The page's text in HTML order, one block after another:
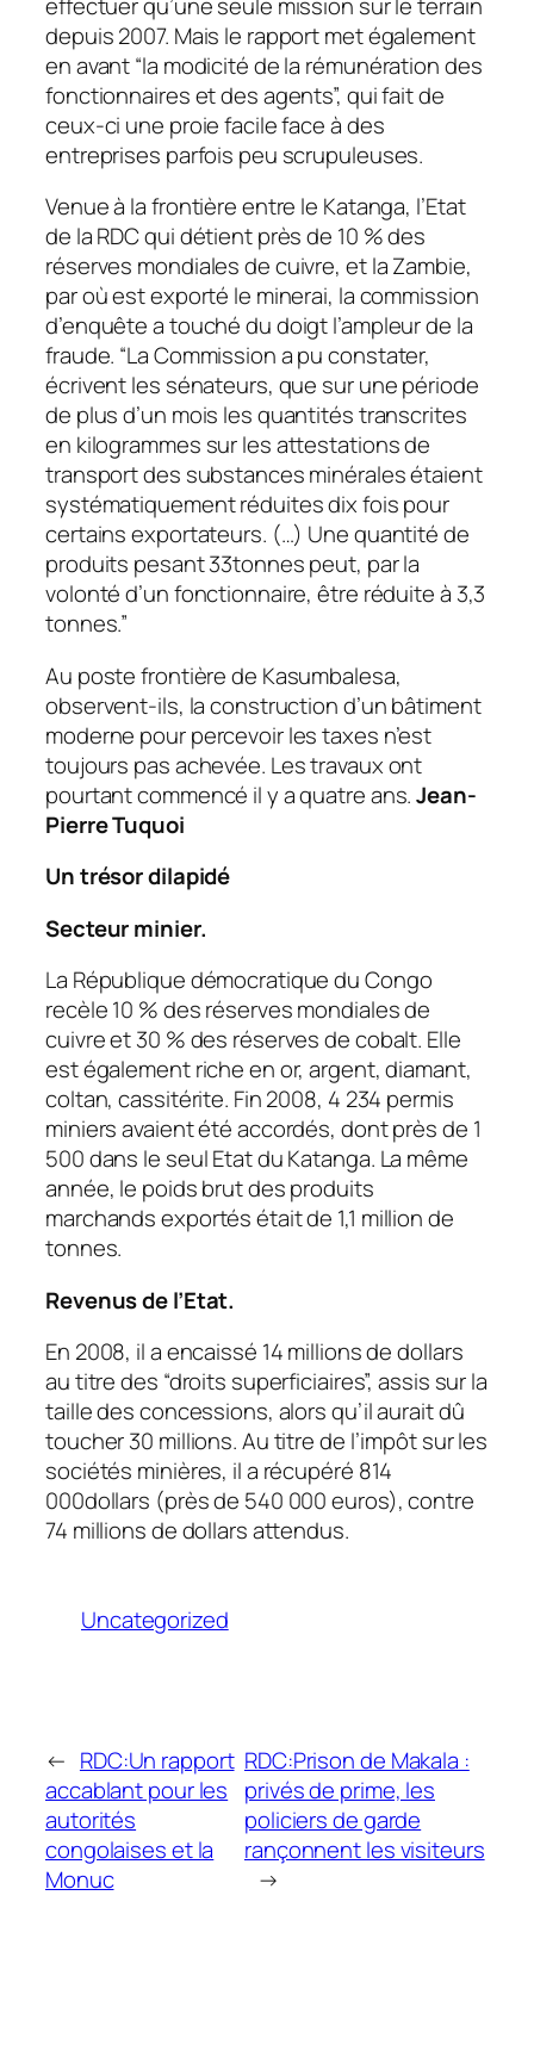
depuis 2007. Mais le rapport met également
en avant “la modicité de la rémunération des
fonctionnaires et des agents”, qui fait de
ceux-ci une proie facile face à des
entreprises parfois peu scrupuleuses.
Venue à la frontière entre le Katanga, l’Etat
de la RDC qui détient près de 10 % des
réserves mondiales de cuivre, et la Zambie,
par où est exporté le minerai, la commission
d’enquête a touché du doigt l’ampleur de la
fraude. “La Commission a pu constater,
écrivent les sénateurs, que sur une période
de plus d’un mois les quantités transcrites
en kilogrammes sur les attestations de
transport des substances minérales étaient
systématiquement réduites dix fois pour
certains exportateurs. (…) Une quantité de
produits pesant 33tonnes peut, par la
volonté d’un fonctionnaire, être réduite à 3,3
tonnes.”
Au poste frontière de Kasumbalesa,
observent-ils, la construction d’un bâtiment
moderne pour percevoir les taxes n’est
toujours pas achevée. Les travaux ont
pourtant commencé il y a quatre ans.Jean-
Pierre Tuquoi
Un trésor dilapidé
Secteur minier.
La République démocratique du Congo
recèle 10 % des réserves mondiales de
cuivre et 30 % des réserves de cobalt. Elle
est également riche en or, argent, diamant,
coltan, cassitérite. Fin 2008, 4 234 permis
miniers avaient été accordés, dont près de 1
500 dans le seul Etat du Katanga. La même
année, le poids brut des produits
marchands exportés était de 1,1 million de
tonnes.
Revenus de l’Etat.
En 2008, il a encaissé 14 millions de dollars
au titre des “droits superficiaires”, assis sur la
taille des concessions, alors qu’il aurait dû
toucher 30 millions. Au titre de l’impôt sur les
sociétés minières, il a récupéré 814
000dollars (près de 540 000 euros), contre
74 millions de dollars attendus.
Uncategorized
← RDC:Un rapport
accablant pour les
autorités
congolaises et la
Monuc
RDC:Prison de Makala :
privés de prime, les
policiers de garde
rançonnent les visiteurs
→